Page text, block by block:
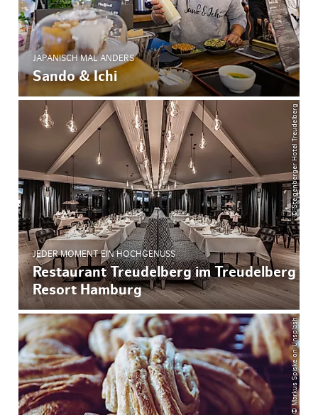
JAPANISCH MAL ANDERS
Sando & Ichi
© Steigenberger Hotel Treudelberg
JEDER MOMENT EIN HOCHGENUSS
Restaurant Treudelberg im Treudelberg
Resort Hamburg
© Markus Spiske on Unsplash